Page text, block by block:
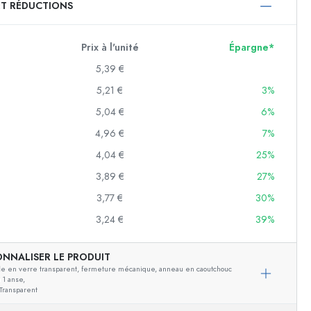
ml
ml
RÉDUCTIONS
Prix à l'unité
Épargne*
5,39 €
5,21 €
3%
5,04 €
6%
4,96 €
7%
4,04 €
25%
3,89 €
27%
3,77 €
30%
3,24 € 39%
LE PRODUIT
en verre transparent, fermeture mécanique, anneau en caoutchouc
anse,
Transparent